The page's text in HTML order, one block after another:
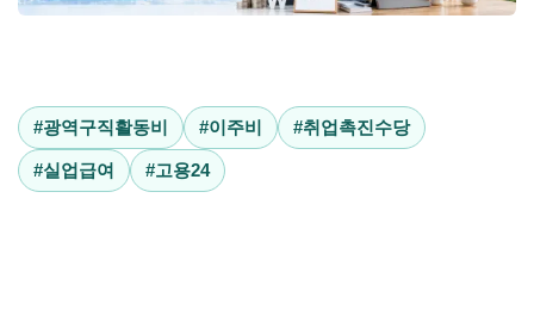
#광역구직활동비 #이주비 #취업촉진수당
#실업급여 #고용24